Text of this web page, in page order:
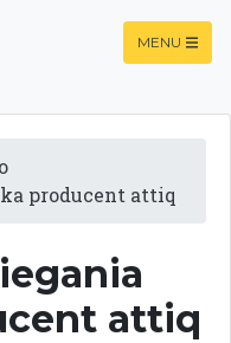
MENU
producent attiq
attiq